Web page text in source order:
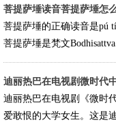
菩提萨埵读音菩提萨埵怎
菩提萨埵的正确读音是pú tí
菩提萨埵是梵文
迪丽热巴在电视剧微时代
迪丽热巴在电视剧《微时
爱敢恨的大学女生。这是